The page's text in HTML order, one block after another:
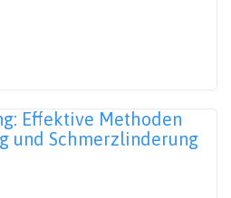
Effektive Methoden
und Schmerzlinderung